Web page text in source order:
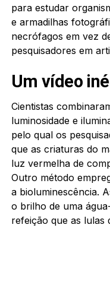
para estudar
e armadilhas
necrófagos em vez
pesquisadores em
Um vídeo
Cientistas
luminosidade e
pelo qual os
que as criaturas do
luz vermelha de
Outro método
a bioluminescência.
o brilho de uma
refeição que as lulas